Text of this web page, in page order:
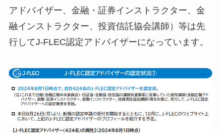
アドバイザー、金融・証券インストラクター、金
融インストラクター、投資信託協会講師）等は先
行してJ-FLEC認定アドバイザーになっています。